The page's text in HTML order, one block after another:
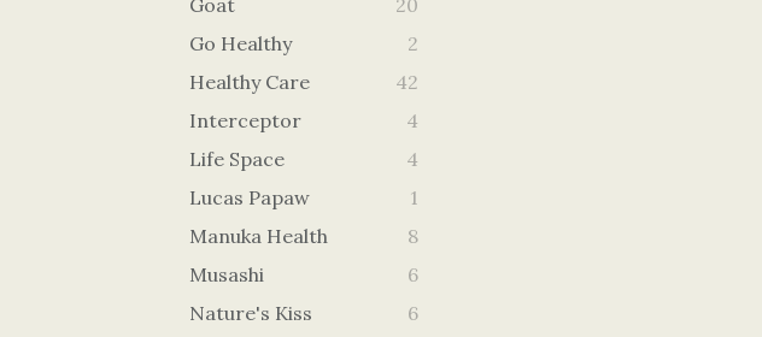
Go Healthy
2
Healthy Care
42
Interceptor
4
Life Space
4
Lucas Papaw
1
Manuka Health
8
Musashi
6
Nature's Kiss
6